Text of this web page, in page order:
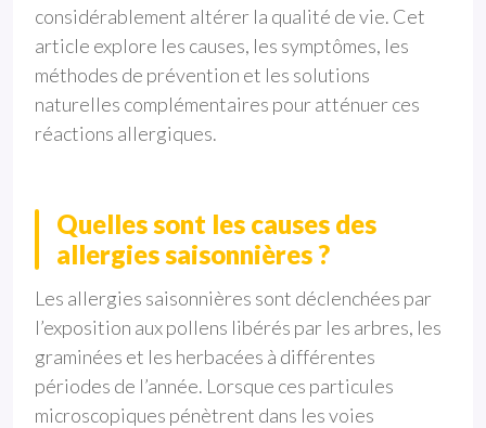
considérablement altérer la qualité de vie. Cet
article explore les causes, les symptômes, les
méthodes de prévention et les solutions
naturelles complémentaires pour atténuer ces
réactions allergiques.
Quelles sont les causes des
allergies saisonnières ?
Les allergies saisonnières sont déclenchées par
l’exposition aux pollens libérés par les arbres, les
graminées et les herbacées à différentes
périodes de l’année. Lorsque ces particules
microscopiques pénètrent dans les voies